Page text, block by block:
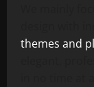
themes and